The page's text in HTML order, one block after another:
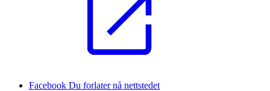
Facebook Du forlater nå nettstedet